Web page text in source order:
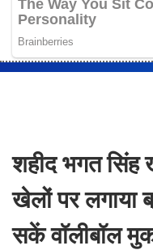
शहीद भगत सिंह
खेलों पर लगाया
सकें वॉलीबॉल